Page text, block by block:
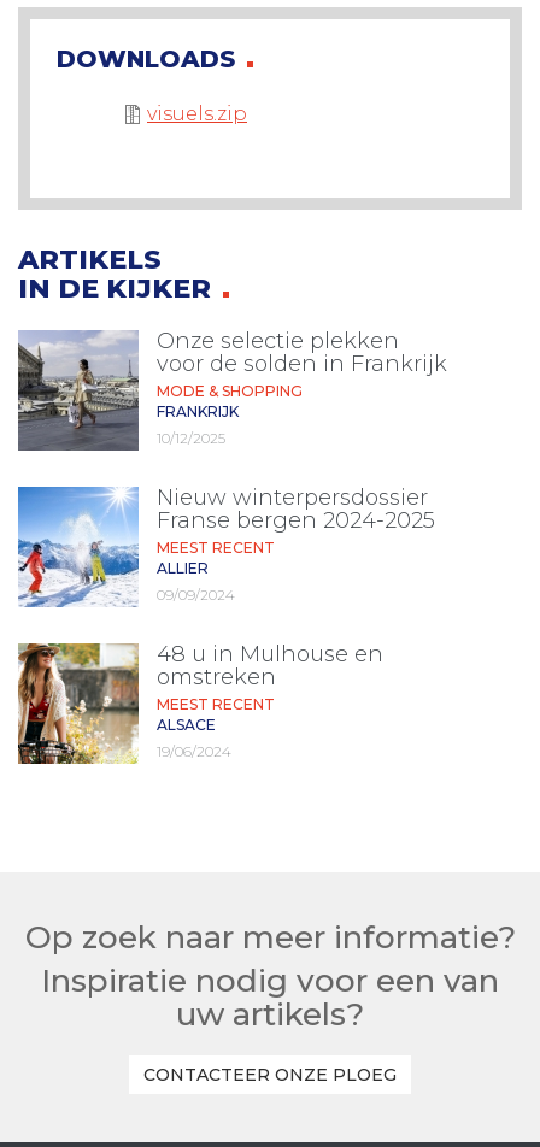
DOWNLOADS
visuels.zip
ARTIKELS
IN DE KIJKER
Onze selectie plekken
voor de solden in Frankrijk
MODE & SHOPPING
FRANKRIJK
10/12/2025
Nieuw winterpersdossier
Franse bergen 2024-2025
MEEST RECENT
ALLIER
09/09/2024
48 u in Mulhouse en
omstreken
MEEST RECENT
ALSACE
19/06/2024
Op zoek naar meer informatie?
Inspiratie nodig voor een van
uw artikels?
CONTACTEER ONZE PLOEG